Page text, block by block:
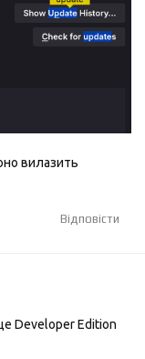
вилазить
Відповісти
Developer Edition